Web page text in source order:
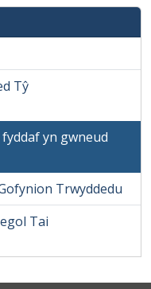
Tŷ
yn gwneud
Trwyddedu
Tai